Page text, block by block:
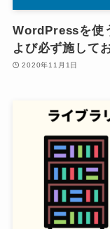
WordPressを使
よび必ず施して
2020年11月1日